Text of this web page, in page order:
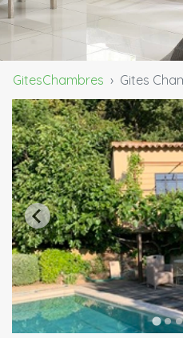
GitesChambres Gites